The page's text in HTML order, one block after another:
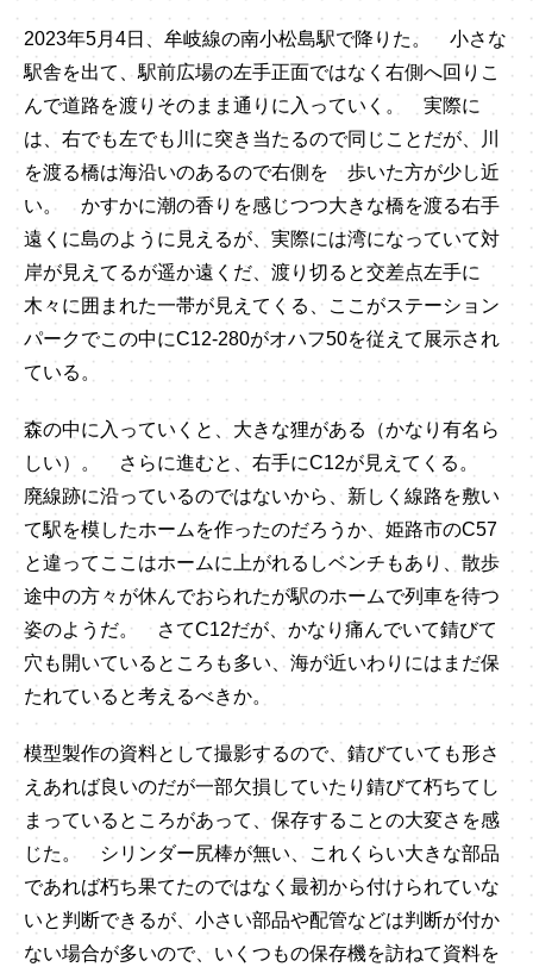
2023年5月4日、牟岐線の南小松島駅で降りた。 小さな
駅舎を出て、駅前広場の左手正面ではなく右側へ回りこ
んで道路を渡りそのまま通りに入っていく。 実際に
は、右でも左でも川に突き当たるので同じことだが、川
を渡る橋は海沿いのあるので右側を 歩いた方が少し近
い。 かすかに潮の香りを感じつつ大きな橋を渡る右手
遠くに島のように見えるが、実際には湾になっていて対
岸が見えてるが遥か遠くだ、渡り切ると交差点左手に
木々に囲まれた一帯が見えてくる、ここがステーション
パークでこの中にC12-280がオハフ50を従えて展示され
ている。
森の中に入っていくと、大きな狸がある（かなり有名ら
しい）。 さらに進むと、右手にC12が見えてくる。
廃線跡に沿っているのではないから、新しく線路を敷い
て駅を模したホームを作ったのだろうか、姫路市のC57
と違ってここはホームに上がれるしベンチもあり、散歩
途中の方々が休んでおられたが駅のホームで列車を待つ
姿のようだ。 さてC12だが、かなり痛んでいて錆びて
穴も開いているところも多い、海が近いわりにはまだ保
たれていると考えるべきか。
模型製作の資料として撮影するので、錆びていても形さ
えあれば良いのだが一部欠損していたり錆びて朽ちてし
まっているところがあって、保存することの大変さを感
じた。 シリンダー尻棒が無い、これくらい大きな部品
であれば朽ち果てたのではなく最初から付けられていな
いと判断できるが、小さい部品や配管などは判断が付か
ない場合が多いので、いくつもの保存機を訪ねて資料を